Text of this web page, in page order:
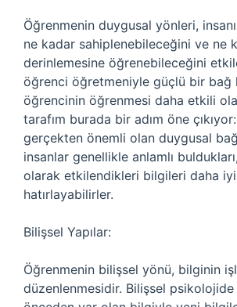
Öğrenmenin duygusal yönleri,
ne kadar sahiplenebileceğini ve ne
derinlemesine öğrenebileceğini
öğrenci öğretmeniyle güçlü bir bağ
öğrencinin öğrenmesi daha etkili
tarafım burada bir adım öne
gerçekten önemli olan duygusal
insanlar genellikle anlamlı
olarak etkilendikleri bilgileri daha iyi
hatırlayabilirler.
Bilişsel Yapılar:
Öğrenmenin bilişsel yönü, bilginin
düzenlenmesidir. Bilişsel psikolojide